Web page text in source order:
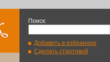
Поиск:
Добавить в избранное
Сделать стартовой